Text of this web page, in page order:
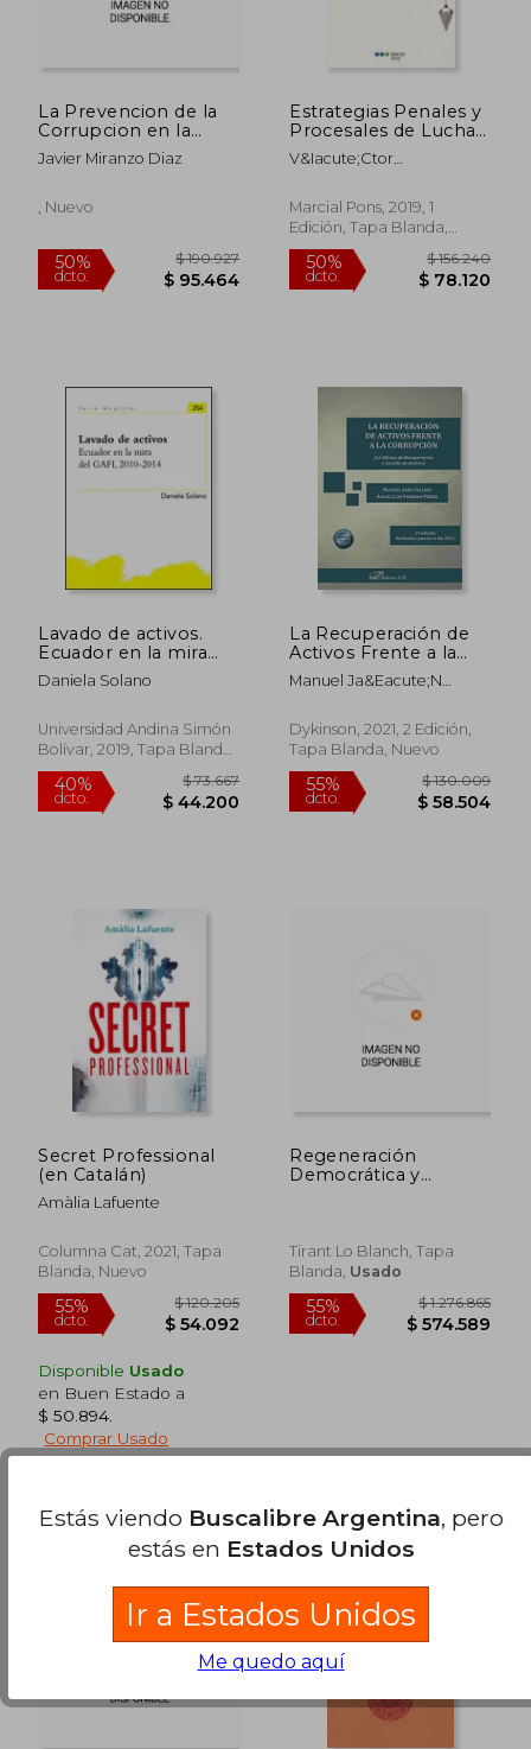
40% 40%
La Prevencion de la
Corrupcion en la
Contratacion Publica
Javier Miranzo Diaz
, Nuevo
50%
dcto.
$ 190.927
$ 95.464
Estrategias Penales y
Procesales de Lucha
Contra la Corrupción
V&Iacute;Ctor
Mart&Iacute;N; Juan Pablo
Montiel; Helmut Satzger
Marcial Pons, 2019, 1
Edición, Tapa Blanda,
Nuevo
50%
dcto. $
Lavado de activos.
Ecuador en la mira
del GAFI, 2010-2014
Daniela Solano
Universidad Andina Simón
Bolívar, 2019, Tapa Blanda,
Nuevo
dcto. $ 44.200
La Recuperación de
Activos Frente a la
Corrupción: La
Oficina de
Gestión de Activos
Manuel Ja&Eacute;N
Perrino P&Eacute;Rez
Dykinson, 2021, 2 Edición,
Tapa Blanda, Nuevo
dcto.
Secret Professional
(en Catalán)
Amàlia Lafuente
Columna Cat, 2021, Tapa
Blanda, Nuevo
Disponible Usado
en Buen Estado a
$ 50.894
Comprar Usado
Regeneración
Democrática y
Tirant Lo Blanch, Tapa
Blanda, Usado
Estás viendo Buscalibre Argentina, pero
estás en Estados Unidos
Ir a Estados Unidos
Me quedo aquí